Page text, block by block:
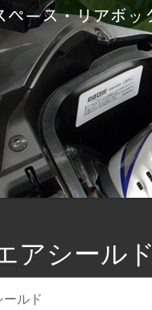
アシールド
ールド